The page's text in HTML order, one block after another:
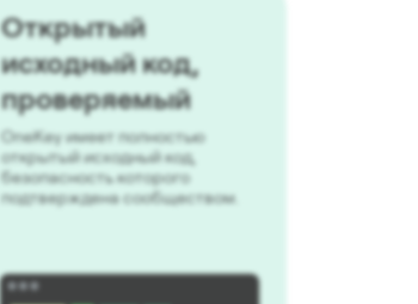
Открытый
исходный код,
проверяемый
OneKey имеет полностью
открытый исходный код,
безопасность которого
подтверждена сообществом.